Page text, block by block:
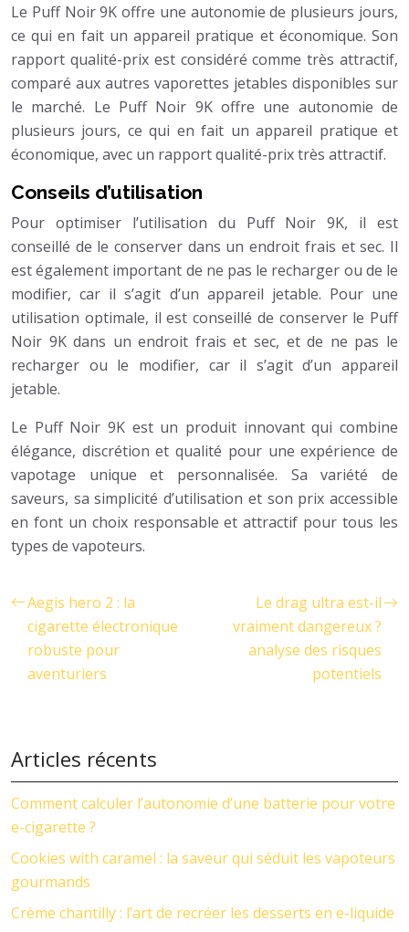
Le Puff Noir 9K offre une autonomie de plusieurs jours,
ce qui en fait un appareil pratique et économique. Son
rapport qualité-prix est considéré comme très attractif,
comparé aux autres vaporettes jetables disponibles sur
le marché. Le Puff Noir 9K offre une autonomie de
plusieurs jours, ce qui en fait un appareil pratique et
économique, avec un rapport qualité-prix très attractif.
Conseils d’utilisation
Pour optimiser l’utilisation du Puff Noir 9K, il est
conseillé de le conserver dans un endroit frais et sec. Il
est également important de ne pas le recharger ou de le
modifier, car il s’agit d’un appareil jetable. Pour une
utilisation optimale, il est conseillé de conserver le Puff
Noir 9K dans un endroit frais et sec, et de ne pas le
recharger ou le modifier, car il s’agit d’un appareil
jetable.
Le Puff Noir 9K est un produit innovant qui combine
élégance, discrétion et qualité pour une expérience de
vapotage unique et personnalisée. Sa variété de
saveurs, sa simplicité d’utilisation et son prix accessible
en font un choix responsable et attractif pour tous les
types de vapoteurs.
Aegis hero 2 : la
cigarette électronique
robuste pour
aventuriers
Le drag ultra est-il
vraiment dangereux ?
analyse des risques
potentiels
Articles récents
Comment calculer l’autonomie d’une batterie pour votre
e-cigarette ?
Cookies with caramel : la saveur qui séduit les vapoteurs
gourmands
Crème chantilly : l’art de recréer les desserts en e-liquide